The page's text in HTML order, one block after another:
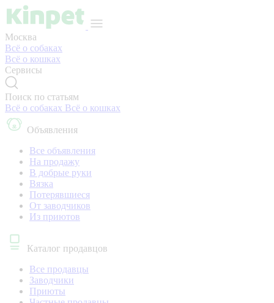
Москва
Всё о собаках
Всё о кошках
Сервисы
Поиск по статьям
Всё о собаках Всё о кошках
Объявления
Все объявления
На продажу
В добрые руки
Вязка
Потерявшиеся
От заводчиков
Из приютов
Каталог продавцов
Все продавцы
Заводчики
Приюты